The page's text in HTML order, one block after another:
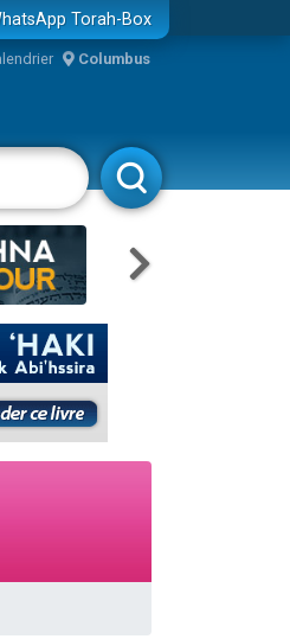
Torah-Box
Columbus
Rabbanim